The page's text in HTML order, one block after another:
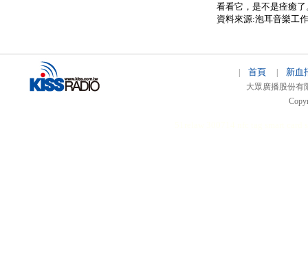
看看它，是不是痊癒了
資料來源:泡耳音樂工
首頁 新血
大眾廣播股份有